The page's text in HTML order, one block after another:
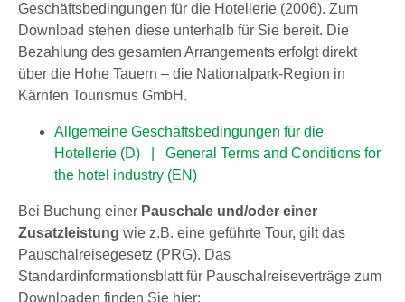
Geschäftsbedingungen für die Hotellerie (2006). Zum
Download stehen diese unterhalb für Sie bereit. Die
Bezahlung des gesamten Arrangements erfolgt direkt
über die Hohe Tauern – die Nationalpark-Region in
Kärnten Tourismus GmbH.
Allgemeine Geschäftsbedingungen für die
Hotellerie (D) | General Terms and Conditions for
the hotel industry (EN)
Bei Buchung einer Pauschale und/oder einer
Zusatzleistung wie z.B. eine geführte Tour, gilt das
Pauschalreisegesetz (PRG). Das
Standardinformationsblatt für Pauschalreiseverträge zum
Downloaden finden Sie hier: